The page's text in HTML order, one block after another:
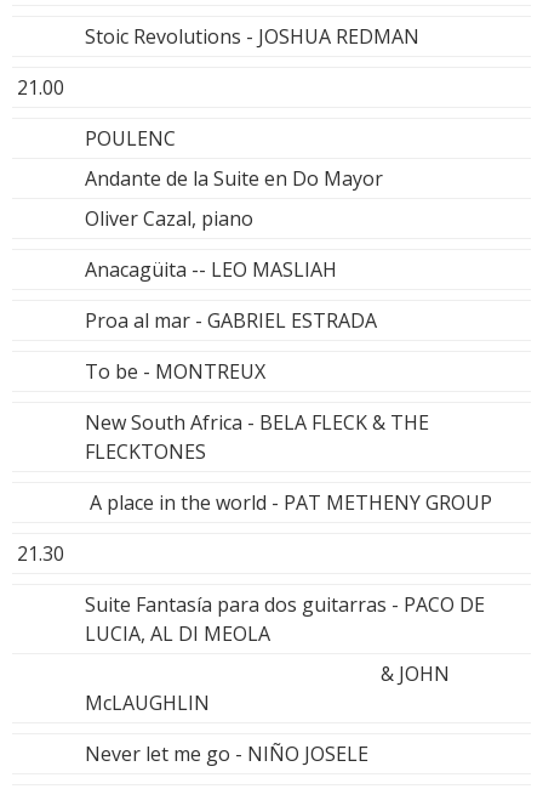
Stoic Revolutions - JOSHUA REDMAN
21.00
POULENC
Andante de la Suite en Do Mayor
Oliver Cazal, piano
Anacagüita -- LEO MASLIAH
Proa al mar - GABRIEL ESTRADA
To be - MONTREUX
New South Africa - BELA FLECK & THE
FLECKTONES
A place in the world - PAT METHENY GROUP
21.30
Suite Fantasía para dos guitarras - PACO DE
LUCIA, AL DI MEOLA
& JOHN
McLAUGHLIN
Never let me go - NIÑO JOSELE